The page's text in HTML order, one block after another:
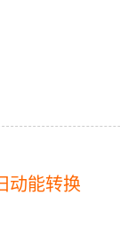
动能转换